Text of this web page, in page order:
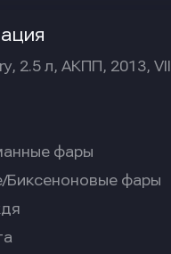
2.5 л, АКПП, 2013, VII
фары
Биксеноновые фары